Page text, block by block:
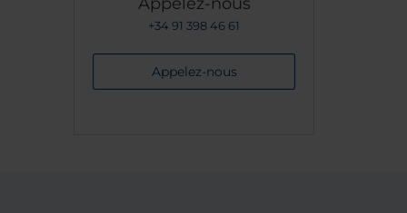
+34 91 398 46 61
Appelez-nous